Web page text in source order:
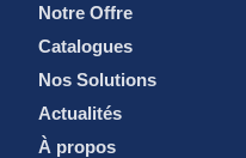
Notre Offre
Catalogues
Nos Solutions
Actualités
À propos